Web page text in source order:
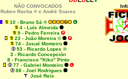
NÃO CONVOCADOS
Ruben Rocha ® e André Soares
10 - Bruno Sá ®
4 - Luís Almeida
9 - Pedro Ferreira
23 - João Moreira ©
74 - Josué Monteiro
93 - Ricardo Lopes ®
3 - Ricardo Concepción
8 - Francisco "Kiko" Pinto
77 - Gabriel Monteiro
88 - Joel Rodrigues
José Reis